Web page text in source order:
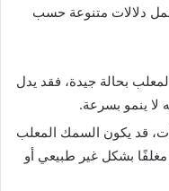
دلالات متنوعة حسب
بحالة جيدة، فقد يدل
لا ينمو بسرعة.
قد يكون السمك المعلب
بشكل غير طبيعي أو